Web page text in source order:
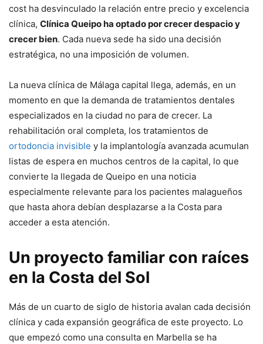
cost ha desvinculado la relación entre precio y excelencia
clínica, Clínica Queipo ha optado por crecer despacio y
crecer bien. Cada nueva sede ha sido una decisión
estratégica, no una imposición de volumen.
La nueva clínica de Málaga capital llega, además, en un
momento en que la demanda de tratamientos dentales
especializados en la ciudad no para de crecer. La
rehabilitación oral completa, los tratamientos de
ortodoncia invisible y la implantología avanzada acumulan
listas de espera en muchos centros de la capital, lo que
convierte la llegada de Queipo en una noticia
especialmente relevante para los pacientes malagueños
que hasta ahora debían desplazarse a la Costa para
acceder a esta atención.
Un proyecto familiar con raíces
en la Costa del Sol
Más de un cuarto de siglo de historia avalan cada decisión
clínica y cada expansión geográfica de este proyecto. Lo
que empezó como una consulta en Marbella se ha